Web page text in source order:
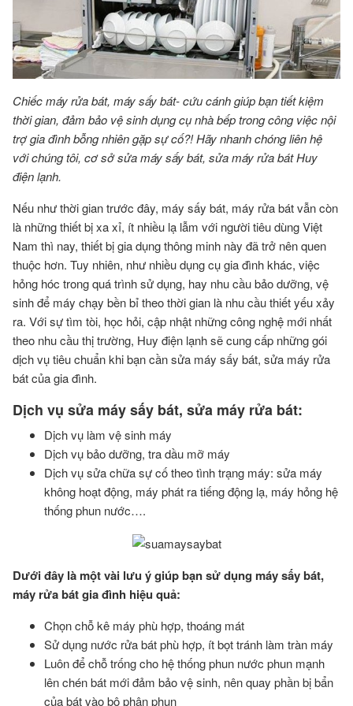
Chiếc máy rửa bát, máy sấy bát- cứu cánh giúp bạn tiết kiệm
thời gian, đảm bảo vệ sinh dụng cụ nhà bếp trong công việc nội
trợ gia đình bỗng nhiên gặp sự cố?! Hãy nhanh chóng liên hệ
với chúng tôi, cơ sở sửa máy sấy bát, sửa máy rửa bát Huy
điện lạnh.
Nếu như thời gian trước đây, máy sấy bát, máy rửa bát vẫn còn
là những thiết bị xa xỉ, ít nhiều lạ lẫm với người tiêu dùng Việt
Nam thì nay, thiết bị gia dụng thông minh này đã trở nên quen
thuộc hơn. Tuy nhiên, như nhiều dụng cụ gia đình khác, việc
hỏng hóc trong quá trình sử dụng, hay nhu cầu bảo dưỡng, vệ
sinh để máy chạy bền bỉ theo thời gian là nhu cầu thiết yếu xảy
ra. Với sự tìm tòi, học hỏi, cập nhật những công nghệ mới nhất
theo nhu cầu thị trường, Huy điện lạnh sẽ cung cấp những gói
dịch vụ tiêu chuẩn khi bạn cần sửa máy sấy bát, sửa máy rửa
bát của gia đình.
Dịch vụ sửa máy sấy bát, sửa máy rửa bát:
Dịch vụ làm vệ sinh máy
Dịch vụ bảo dưỡng, tra dầu mỡ máy
Dịch vụ sửa chữa sự cố theo tình trạng máy: sửa máy
không hoạt động, máy phát ra tiếng động lạ, máy hỏng hệ
thống phun nước….
Dưới đây là một vài lưu ý giúp bạn sử dụng máy sấy bát,
máy rửa bát gia đình hiệu quả:
Chọn chỗ kê máy phù hợp, thoáng mát
Sử dụng nước rửa bát phù hợp, ít bọt tránh làm tràn máy
Luôn để chỗ trống cho hệ thống phun nước phun mạnh
lên chén bát mới đảm bảo vệ sinh, nên quay phần bị bẩn
của bát vào bộ phận phun